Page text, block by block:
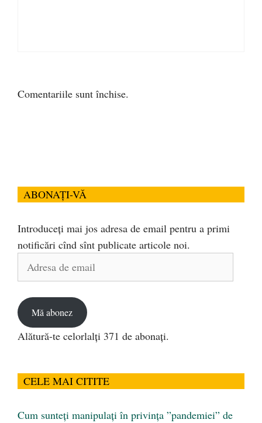
Comentariile sunt închise.
ABONAȚI-VĂ
Introduceți mai jos adresa de email pentru a primi
notificări cînd sînt publicate articole noi.
Adresa
Mă abonez
Alătură-te celorlalți 371 de abonați.
CELE MAI CITITE
Cum sunteți manipulați în privința ”pandemiei” de